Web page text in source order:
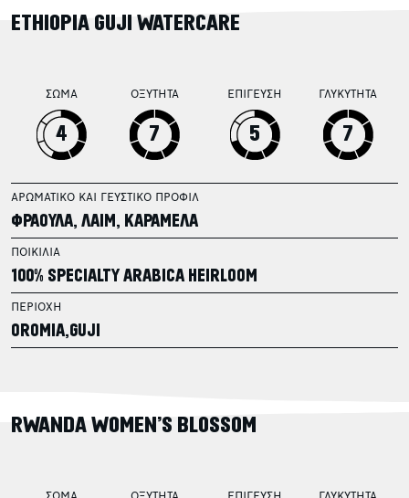
ETHIOPIA GUJI WATERCARE
ΣΩΜΑ
4
ΟΞΥΤΗΤΑ
7
ΕΠΙΓΕΥΣΗ
5
ΓΛΥΚΥΤΗΤΑ
7
ΑΡΩΜΑΤΙΚΟ ΚΑΙ ΓΕΥΣΤΙΚΟ ΠΡΟΦΙΛ
ΦΡΑΟΥΛΑ, ΛΑΙΜ, ΚΑΡΑΜΕΛΑ
ΠΟΙΚΙΛΙΑ
100% SPECIALTY ARABICA HEIRLOOM
ΠΕΡΙΟΧΗ
OROMIA,GUJI
RWANDA WOMEN’S BLOSSOM